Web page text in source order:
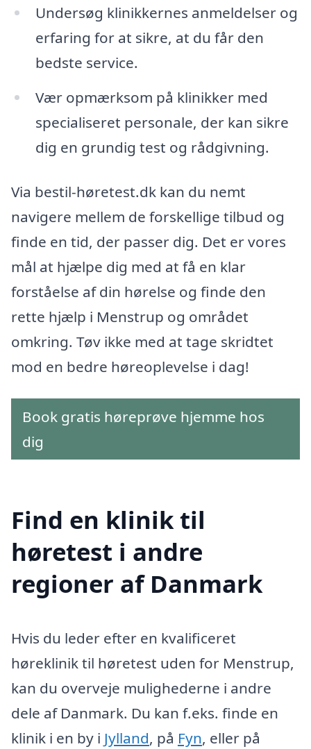
Undersøg klinikkernes anmeldelser og
erfaring for at sikre, at du får den
bedste service.
Vær opmærksom på klinikker med
specialiseret personale, der kan sikre
dig en grundig test og rådgivning.
Via bestil-høretest.dk kan du nemt
navigere mellem de forskellige tilbud og
finde en tid, der passer dig. Det er vores
mål at hjælpe dig med at få en klar
forståelse af din hørelse og finde den
rette hjælp i Menstrup og området
omkring. Tøv ikke med at tage skridtet
mod en bedre høreoplevelse i dag!
Book gratis høreprøve hjemme hos
dig
Find en klinik til
høretest i andre
regioner af Danmark
Hvis du leder efter en kvalificeret
høreklinik til høretest uden for Menstrup,
kan du overveje mulighederne i andre
dele af Danmark. Du kan f.eks. finde en
klinik i en by i Jylland, på Fyn, eller på